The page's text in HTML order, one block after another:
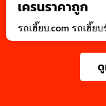
เครนราคาถูก
รถเฮี๊ยบ.com รถเฮี๊ย